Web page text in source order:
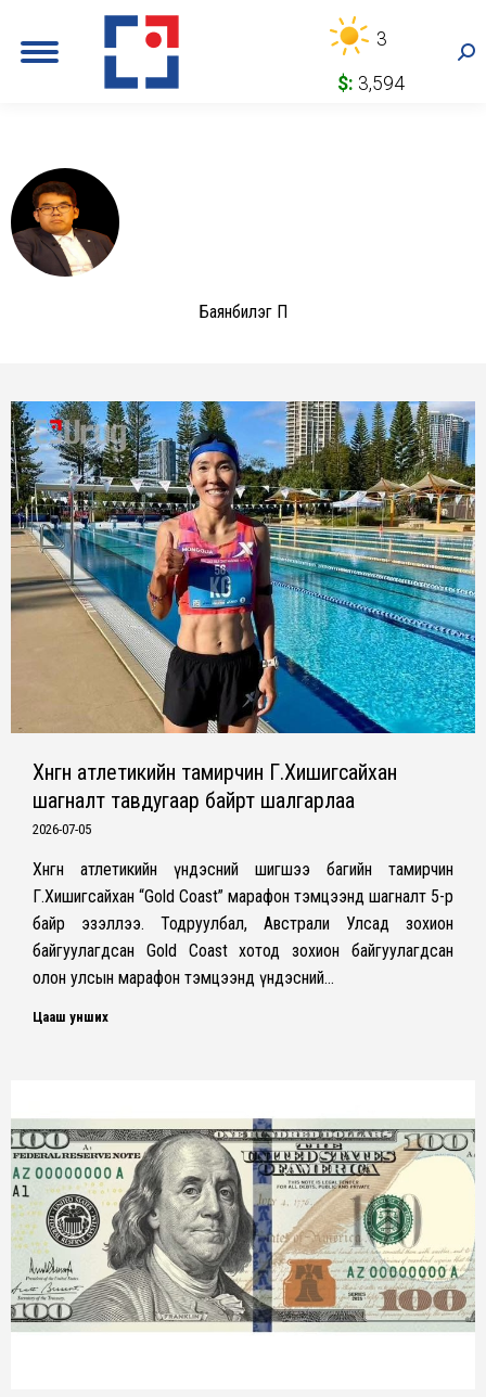
3
$: 3,594
Баянбилэг П
Хөнгөн атлетикийн тамирчин Г.Хишигсайхан
шагналт тавдугаар байрт шалгарлаа
2026-07-05
Хөнгөн атлетикийн үндэсний шигшээ багийн тамирчин
Г.Хишигсайхан “Gold Coast” марафон тэмцээнд шагналт 5-р
байр эзэллээ. Тодруулбал, Австрали Улсад зохион
байгуулагдсан Gold Coast хотод зохион байгуулагдсан
олон улсын марафон тэмцээнд үндэсний…
Цааш унших